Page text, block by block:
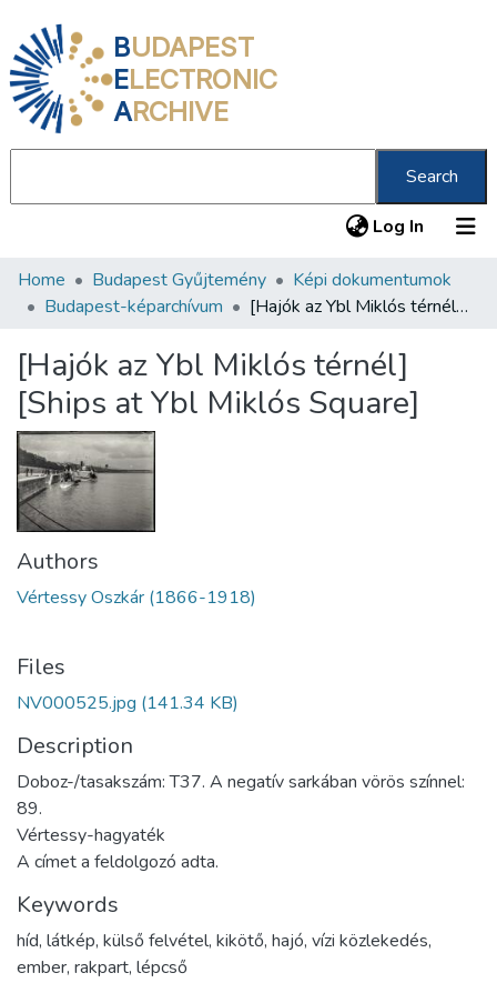
BUDAPEST
ELECTRONIC
ARCHIVE
Search
Log In (current)
Communities & Collections
Statistics
About us
Home Budapest Gyűjtemény
Képi dokumentumok
Budapest-képarchívum
[Hajók az Ybl Miklós térnél] [Ships at Ybl Miklós Square]
[Hajók az Ybl Miklós térnél]
[Ships at Ybl Miklós Square]
Authors
Vértessy Oszkár (1866-1918)
Files
NV000525.jpg (141.34 KB)
Description
Doboz-/tasakszám: T37. A negatív sarkában vörös színnel:
89.
Vértessy-hagyaték
A címet a feldolgozó adta.
Keywords
híd, látkép, külső felvétel, kikötő, hajó, vízi közlekedés,
ember, rakpart, lépcső